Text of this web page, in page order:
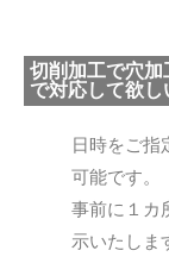
切削加工で穴
で対応して欲し
日時をご指
可能です。
事前に１カ
示いたしま